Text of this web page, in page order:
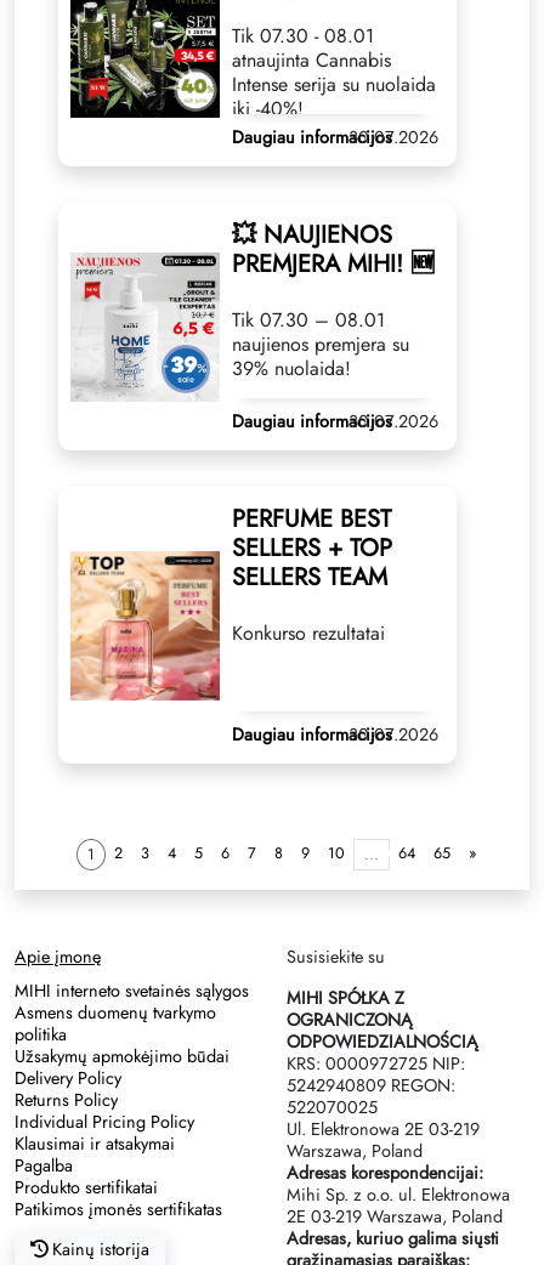
Tik 07.30 - 08.01
atnaujinta Cannabis
Intense serija su nuolaida
iki -40%!
Daugiau informacijos30.07.2026
💥 NAUJIENOS
PREMJERA MIHI! 🆕
Tik 07.30 – 08.01
naujienos premjera su
39% nuolaida!
Daugiau informacijos30.07.2026
PERFUME BEST
SELLERS + TOP
SELLERS TEAM
Konkurso rezultatai
Daugiau informacijos30.07.2026
1 2 3 4 5 6 7 8 9 10 ... 64 65 »
Apie įmonę
MIHI interneto svetainės sąlygos
Asmens duomenų tvarkymo
politika
Užsakymų apmokėjimo būdai
Delivery Policy
Returns Policy
Individual Pricing Policy
Klausimai ir atsakymai
Pagalba
Produkto sertifikatai
Patikimos įmonės sertifikatas
Kainų istorija
Susisiekite su
MIHI SPÓŁKA Z
OGRANICZONĄ
ODPOWIEDZIALNOŚCIĄ
KRS: 0000972725 NIP:
5242940809 REGON:
522070025
Ul. Elektronowa 2Е 03-219
Warszawa, Poland
Adresas korespondencijai:
Mihi Sp. z o.o. ul. Elektronowa
2Е 03-219 Warszawa, Poland
Adresas, kuriuo galima siųsti